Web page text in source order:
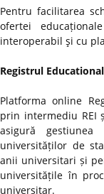
Pentru facilitarea
ofertei
interoperabil şi cu
Registrul
Platforma online
prin intermediu REI
asigură
universităților de
anii universitari și
universitățile în
universitar.